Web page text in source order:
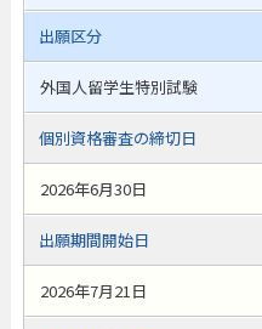
出願区分
外国人留学生特別試験
個別資格審査の締切日
2026年6月30日
出願期間開始日
2026年7月21日